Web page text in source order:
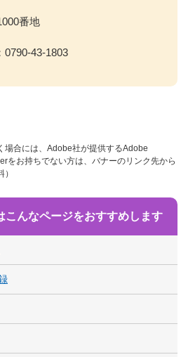
番地
0790-43-1803
場合には、Adobe社が提供するAdobe
をお持ちでない方は、バナーのリンク先から
こんなページをおすすめします